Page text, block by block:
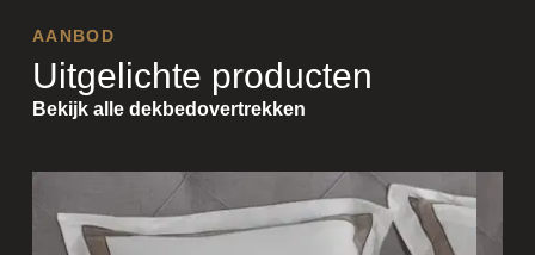
Uitgelichte producten
AANBOD
Bekijk alle dekbedovertrekken